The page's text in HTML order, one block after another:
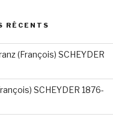
RÉCENTS
(François) SCHEYDER
SCHEYDER 1876-